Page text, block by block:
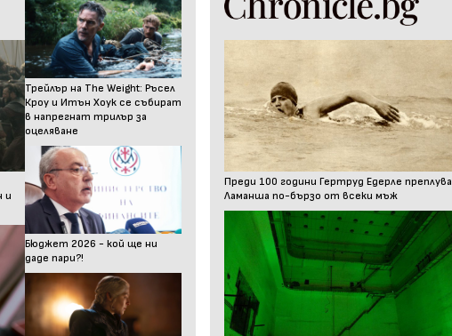
и
Трейлър на The Weight: Ръсел
Кроу и Итън Хоук се събират
в напрегнат трилър за
оцеляване
Бюджет 2026 - кой ще ни
даде пари?!
Преди 100 години Гертруд Едерле преплува
Ламанша по-бързо от всеки мъж